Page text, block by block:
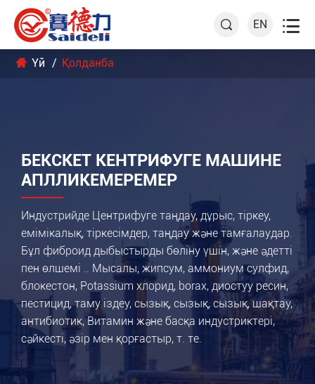
 EN 
Үй Қолданба
БЕКСКЕТ КЕНТРИФУГЕ МАШИНЕ
АПЛЛИКЕМЕРЕМЕР
Индустрийде Центрифуге таңдау, дұрыс, тіркеу,
емімікалық, тіркесімдер, таңдау және тамғалаудар.
Бұл фиброид дыбыстырды бөліну үшін, және әдетті
пен өлшемі .. Мысалы, жипсум, аммониум сулфид,
блокестон, Potassium хлорид, borax, диостуу ресин,
пестицид, таму іздеу, сызық, сызық, сызық, шақтау,
антибиотик, Витамин және басқа индустриктері,
сәйкесті, әзір мен қорғастыр, т. те.